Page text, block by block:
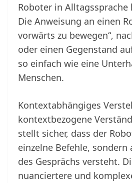
Roboter in
Die Anweisung an einen
vorwärts zu bewegen“,
oder einen Gegenstand
so einfach wie eine
Menschen.
Kontextabhängiges
kontextbezogene
stellt sicher, dass der
einzelne Befehle, sondern
des Gesprächs versteht.
nuanciertere und